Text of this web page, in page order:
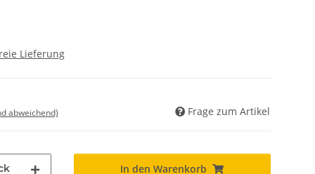
Lieferung
abweichend) Frage zum Artikel
In den Warenkorb